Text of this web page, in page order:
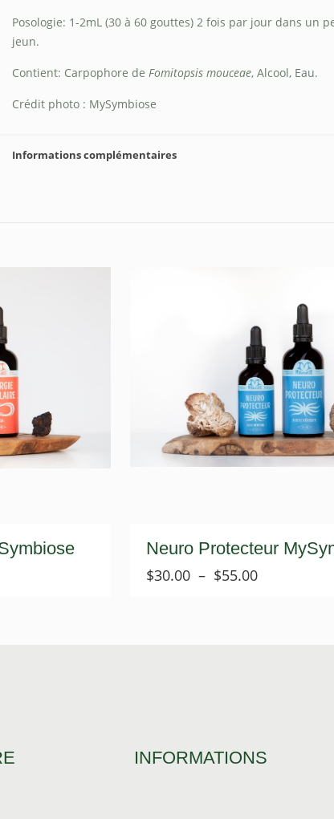
Posologie: 1-2mL (30 à 60 gouttes) 2 fois par jour dans un
jeun.
Contient: Carpophore de Fomitopsis mouceae, Alcool, Eau.
Crédit photo : MySymbiose
Informations complémentaires
Neuro Protecteur
$30.00 – $55.00Plage
INFORMATIONS